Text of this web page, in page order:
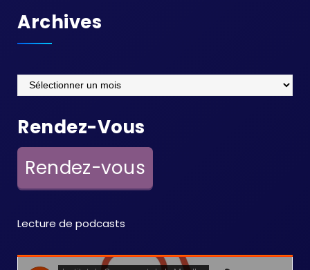
Archives
Archives
Rendez-Vous
Rendez-vous
Lecture de podcasts